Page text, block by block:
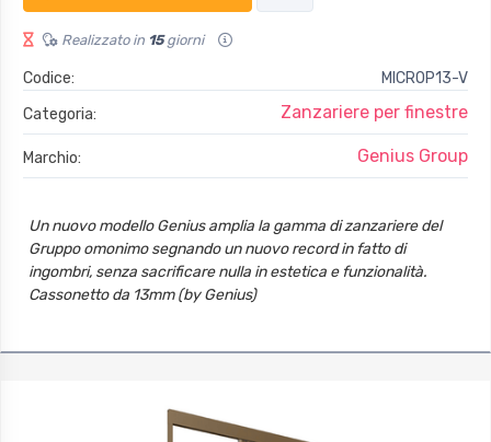
Realizzato in 15giorni
Codice:
MICROP13-V
Categoria:
Zanzariere per finestre
Marchio: Genius Group
Un nuovo modello Genius amplia la gamma di zanzariere del
Gruppo omonimo segnando un nuovo record in fatto di
ingombri, senza sacrificare nulla in estetica e funzionalità.
Cassonetto da 13mm (by Genius)